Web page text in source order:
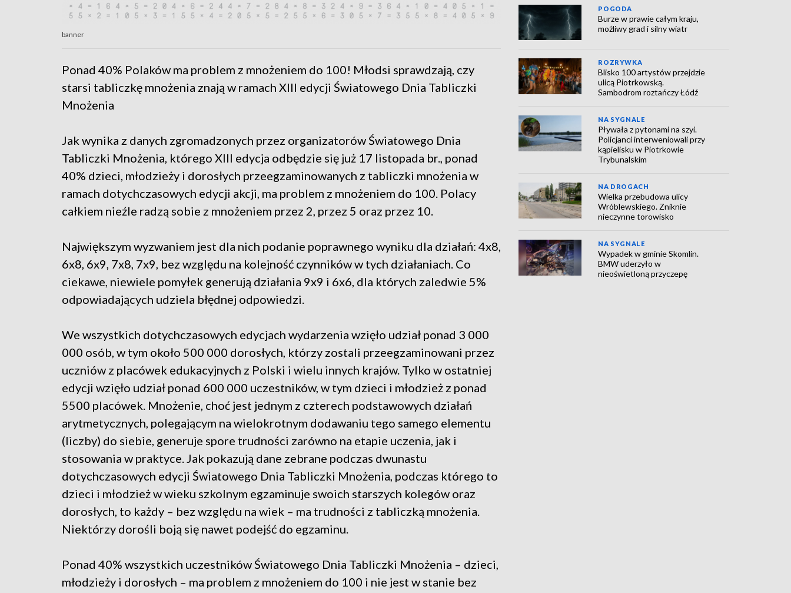
banner
Ponad 40% Polaków ma problem z mnożeniem do 100! Młodsi sprawdzają, czy
starsi tabliczkę mnożenia znają w ramach XIII edycji Światowego Dnia Tabliczki
Mnożenia
Jak wynika z danych zgromadzonych przez organizatorów Światowego Dnia
Tabliczki Mnożenia, którego XIII edycja odbędzie się już 17 listopada br., ponad
40% dzieci, młodzieży i dorosłych przeegzaminowanych z tabliczki mnożenia w
ramach dotychczasowych edycji akcji, ma problem z mnożeniem do 100. Polacy
całkiem nieźle radzą sobie z mnożeniem przez 2, przez 5 oraz przez 10.
Największym wyzwaniem jest dla nich podanie poprawnego wyniku dla działań: 4x8,
6x8, 6x9, 7x8, 7x9, bez względu na kolejność czynników w tych działaniach. Co
ciekawe, niewiele pomyłek generują działania 9x9 i 6x6, dla których zaledwie 5%
odpowiadających udziela błędnej odpowiedzi.
We wszystkich dotychczasowych edycjach wydarzenia wzięło udział ponad 3 000
000 osób, w tym około 500 000 dorosłych, którzy zostali przeegzaminowani przez
uczniów z placówek edukacyjnych z Polski i wielu innych krajów. Tylko w ostatniej
edycji wzięło udział ponad 600 000 uczestników, w tym dzieci i młodzież z ponad
5500 placówek. Mnożenie, choć jest jednym z czterech podstawowych działań
arytmetycznych, polegającym na wielokrotnym dodawaniu tego samego elementu
(liczby) do siebie, generuje spore trudności zarówno na etapie uczenia, jak i
stosowania w praktyce. Jak pokazują dane zebrane podczas dwunastu
dotychczasowych edycji Światowego Dnia Tabliczki Mnożenia, podczas którego to
dzieci i młodzież w wieku szkolnym egzaminuje swoich starszych kolegów oraz
dorosłych, to każdy – bez względu na wiek – ma trudności z tabliczką mnożenia.
Niektórzy dorośli boją się nawet podejść do egzaminu.
Ponad 40% wszystkich uczestników Światowego Dnia Tabliczki Mnożenia – dzieci,
młodzieży i dorosłych – ma problem z mnożeniem do 100 i nie jest w stanie bez
POGODA
Burze w prawie całym kraju,
możliwy grad i silny wiatr
ROZRYWKA
Blisko 100 artystów przejdzie
ulicą Piotrkowską.
Sambodrom roztańczy Łódź
NA SYGNALE
Pływała z pytonami na szyi.
Policjanci interweniowali przy
kąpielisku w Piotrkowie
Trybunalskim
NA DROGACH
Wielka przebudowa ulicy
Wróblewskiego. Zniknie
nieczynne torowisko
NA SYGNALE
Wypadek w gminie Skomlin.
BMW uderzyło w
nieoświetloną przyczepę